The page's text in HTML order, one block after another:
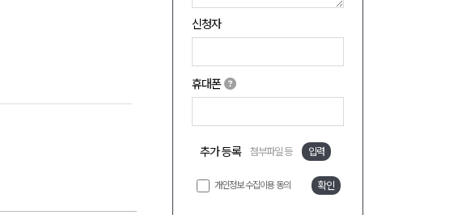
신청자
휴대폰
추가 등록 첨부파일 등 입력
개인정보 수집이용 동의 확인